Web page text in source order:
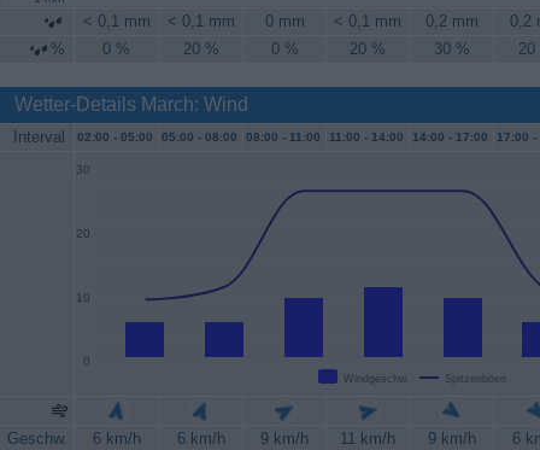
< 0,1 mm < 0,1 mm 0 mm < 0,1 mm 0,2 mm
0,2
%
0 % 20 % 0 % 20 % 30 % 20
Wetter-Details March: Wind
Interval 02:00 - 05:00 05:00 - 08:00 08:00 - 11:00 11:00 - 14:00 14:00 - 17:00 17:00 -
Windgeschw. Spitzenböen
0
10
20
30
Geschw. 6 km/h 6 km/h 9 km/h 11 km/h 9 km/h
6